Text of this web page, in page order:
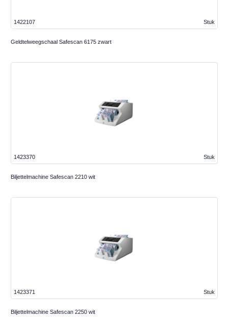
Stuk
1422107
Geldtelweegschaal Safescan 6175 zwart
Stuk
1423370
Biljettelmachine Safescan 2210 wit
Stuk
1423371
Biljettelmachine Safescan 2250 wit